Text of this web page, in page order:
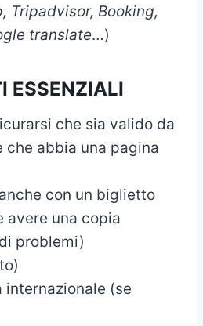
Tripadvisor, Booking,
translate…)
ESSENZIALI
che sia valido da
che abbia una pagina
con un biglietto
avere una copia
problemi)
internazionale (se